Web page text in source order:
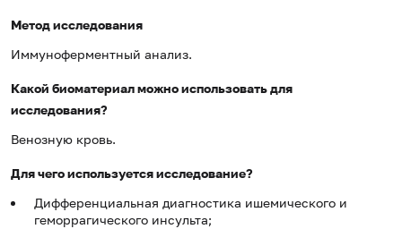
Метод исследования
Иммуноферментный анализ.
Какой биоматериал можно использовать для
исследования?
Венозную кровь.
Для чего используется исследование?
Дифференциальная диагностика ишемического и
геморрагического инсульта;